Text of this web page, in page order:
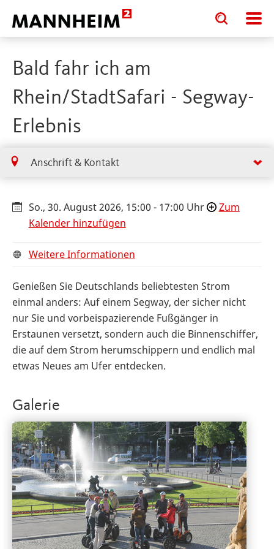
Toggle
search
input
Toggle
search
input
Bald fahr ich am
Rhein/StadtSafari - Segway-
Erlebnis
Anschrift & Kontakt
So., 30. August 2026, 15:00 - 17:00 Uhr
Zum
Kalender hinzufügen
Weitere Informationen
Genießen Sie Deutschlands beliebtesten Strom
einmal anders: Auf einem Segway, der sicher nicht
nur Sie und vorbeispazierende Fußgänger in
Erstaunen versetzt, sondern auch die Binnenschiffer,
die auf dem Strom herumschippern und endlich mal
etwas Neues am Ufer entdecken.
Galerie